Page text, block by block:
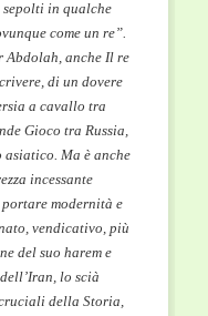
in qualche
come un re”.
Abdolah, anche Il re
di un dovere
a cavallo tra
Gioco tra Russia,
Ma è anche
incessante
modernità e
vendicativo, più
del suo harem e
lo scià
della Storia,